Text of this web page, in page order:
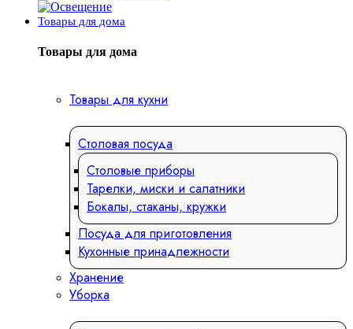
Товары для дома
Товары для дома
Товары для кухни
Столовая посуда
Столовые приборы
Тарелки, миски и салатники
Бокалы, стаканы, кружки
Посуда для приготовления
Кухонные принадлежности
Хранение
Уборка